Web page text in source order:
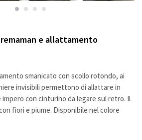
e allattamento
smanicato con scollo rotondo, ai
invisibili permettono di allattare in
con cinturino da legare sul retro. Il
fiori e piume. Disponibile nel colore